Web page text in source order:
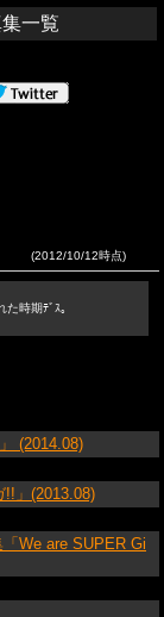
一覧
(2012/10/12時点)
時期ﾃﾞｽ。
(2014.08)
」(2013.08)
We are SUPER Gi